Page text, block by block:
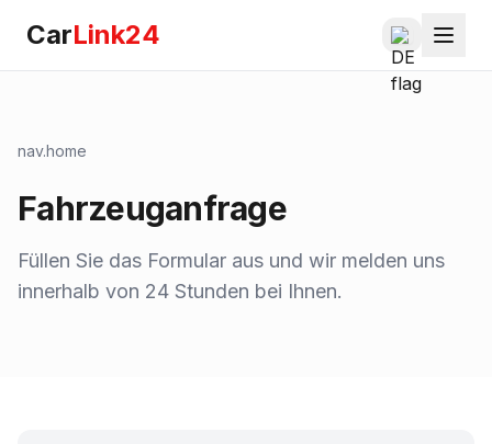
CarLink24
nav.home
Fahrzeuganfrage
Füllen Sie das Formular aus und wir melden uns
innerhalb von 24 Stunden bei Ihnen.